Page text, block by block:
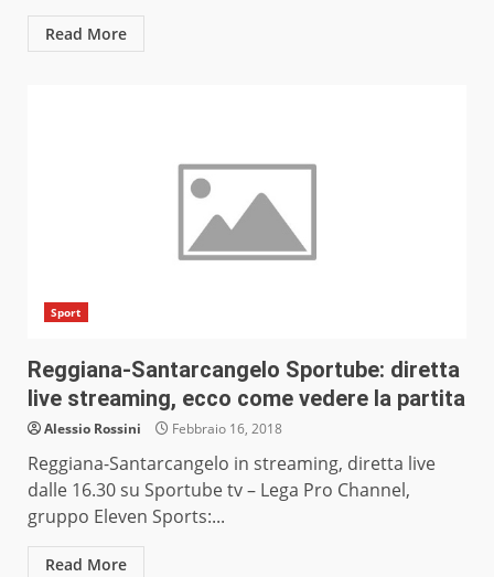
Read More
Sport
Reggiana-Santarcangelo Sportube: diretta
live streaming, ecco come vedere la partita
Alessio Rossini Febbraio 16, 2018
Reggiana-Santarcangelo in streaming, diretta live
dalle 16.30 su Sportube tv – Lega Pro Channel,
gruppo Eleven Sports:...
Read More